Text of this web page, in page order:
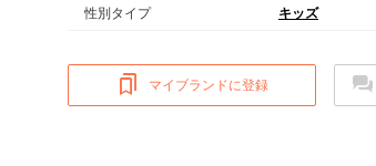
性別タイプ キッズ
マイブランドに登録